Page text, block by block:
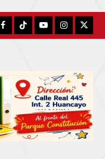
FacebookTikTokYouTubeInstagram
X